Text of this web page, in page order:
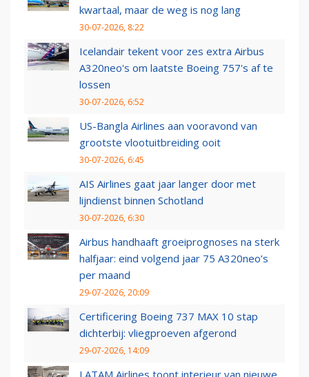
kwartaal, maar de weg is nog lang
30-07-2026, 8:22
Icelandair tekent voor zes extra Airbus
A320neo's om laatste Boeing 757's af te
lossen
30-07-2026, 6:52
US-Bangla Airlines aan vooravond van
grootste vlootuitbreiding ooit
30-07-2026, 6:45
AIS Airlines gaat jaar langer door met
lijndienst binnen Schotland
30-07-2026, 6:30
Airbus handhaaft groeiprognoses na sterk
halfjaar: eind volgend jaar 75 A320neo’s
per maand
29-07-2026, 20:09
Certificering Boeing 737 MAX 10 stap
dichterbij: vliegproeven afgerond
29-07-2026, 14:09